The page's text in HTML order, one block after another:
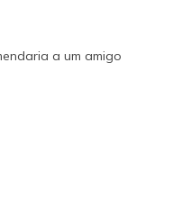
a um amigo